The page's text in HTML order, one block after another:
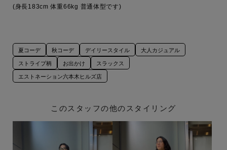
(身長183cm 体重66kg 普通体型です)
夏コーデ 秋コーデ デイリースタイル 大人カジュアル
ストライプ柄 お出かけ スラックス
エストネーション六本木ヒルズ店
このスタッフの他のスタイリング